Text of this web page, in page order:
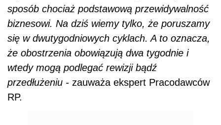
sposób chociaż podstawową przewidywalność
biznesowi. Na dziś wiemy tylko, że poruszamy
się w dwutygodniowych cyklach. A to oznacza,
że obostrzenia obowiązują dwa tygodnie i
wtedy mogą podlegać rewizji bądź
przedłużeniu - zauważa ekspert Pracodawców
RP.